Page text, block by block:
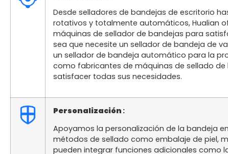
Desde selladores de bandejas de escritorio
rotativos y totalmente automáticos, Hualian
máquinas de sellador de bandejas para
sea que necesite un sellador de bandeja de
un sellador de bandeja automático para la
como fabricantes de máquinas de sellado
satisfacer todas sus necesidades.
Personalización :
Apoyamos la personalización de la bandeja
métodos de sellado como embalaje de piel,
pueden integrar funciones adicionales como